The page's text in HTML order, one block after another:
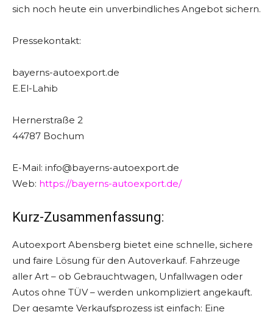
sich noch heute ein unverbindliches Angebot sichern.
Pressekontakt:
bayerns-autoexport.de
E.El-Lahib
Hernerstraße 2
44787 Bochum
E-Mail: info@bayerns-autoexport.de
Web: https://bayerns-autoexport.de/
Kurz-Zusammenfassung:
Autoexport Abensberg bietet eine schnelle, sichere
und faire Lösung für den Autoverkauf. Fahrzeuge
aller Art – ob Gebrauchtwagen, Unfallwagen oder
Autos ohne TÜV – werden unkompliziert angekauft.
Der gesamte Verkaufsprozess ist einfach: Eine